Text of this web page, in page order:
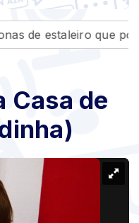
de estaleiro que poluiu
Casa de